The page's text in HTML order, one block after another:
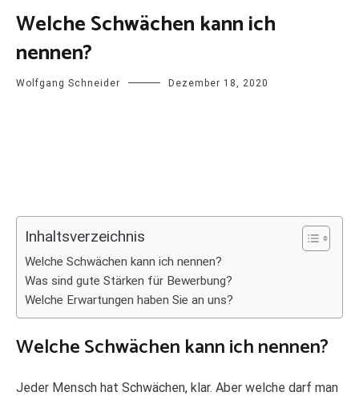
Welche Schwächen kann ich
nennen?
Wolfgang Schneider Dezember 18, 2020
Inhaltsverzeichnis
Welche Schwächen kann ich nennen?
Was sind gute Stärken für Bewerbung?
Welche Erwartungen haben Sie an uns?
Welche Schwächen kann ich nennen?
Jeder Mensch hat Schwächen, klar. Aber welche darf man